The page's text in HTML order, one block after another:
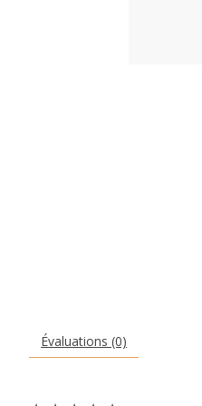
Évaluations (0)